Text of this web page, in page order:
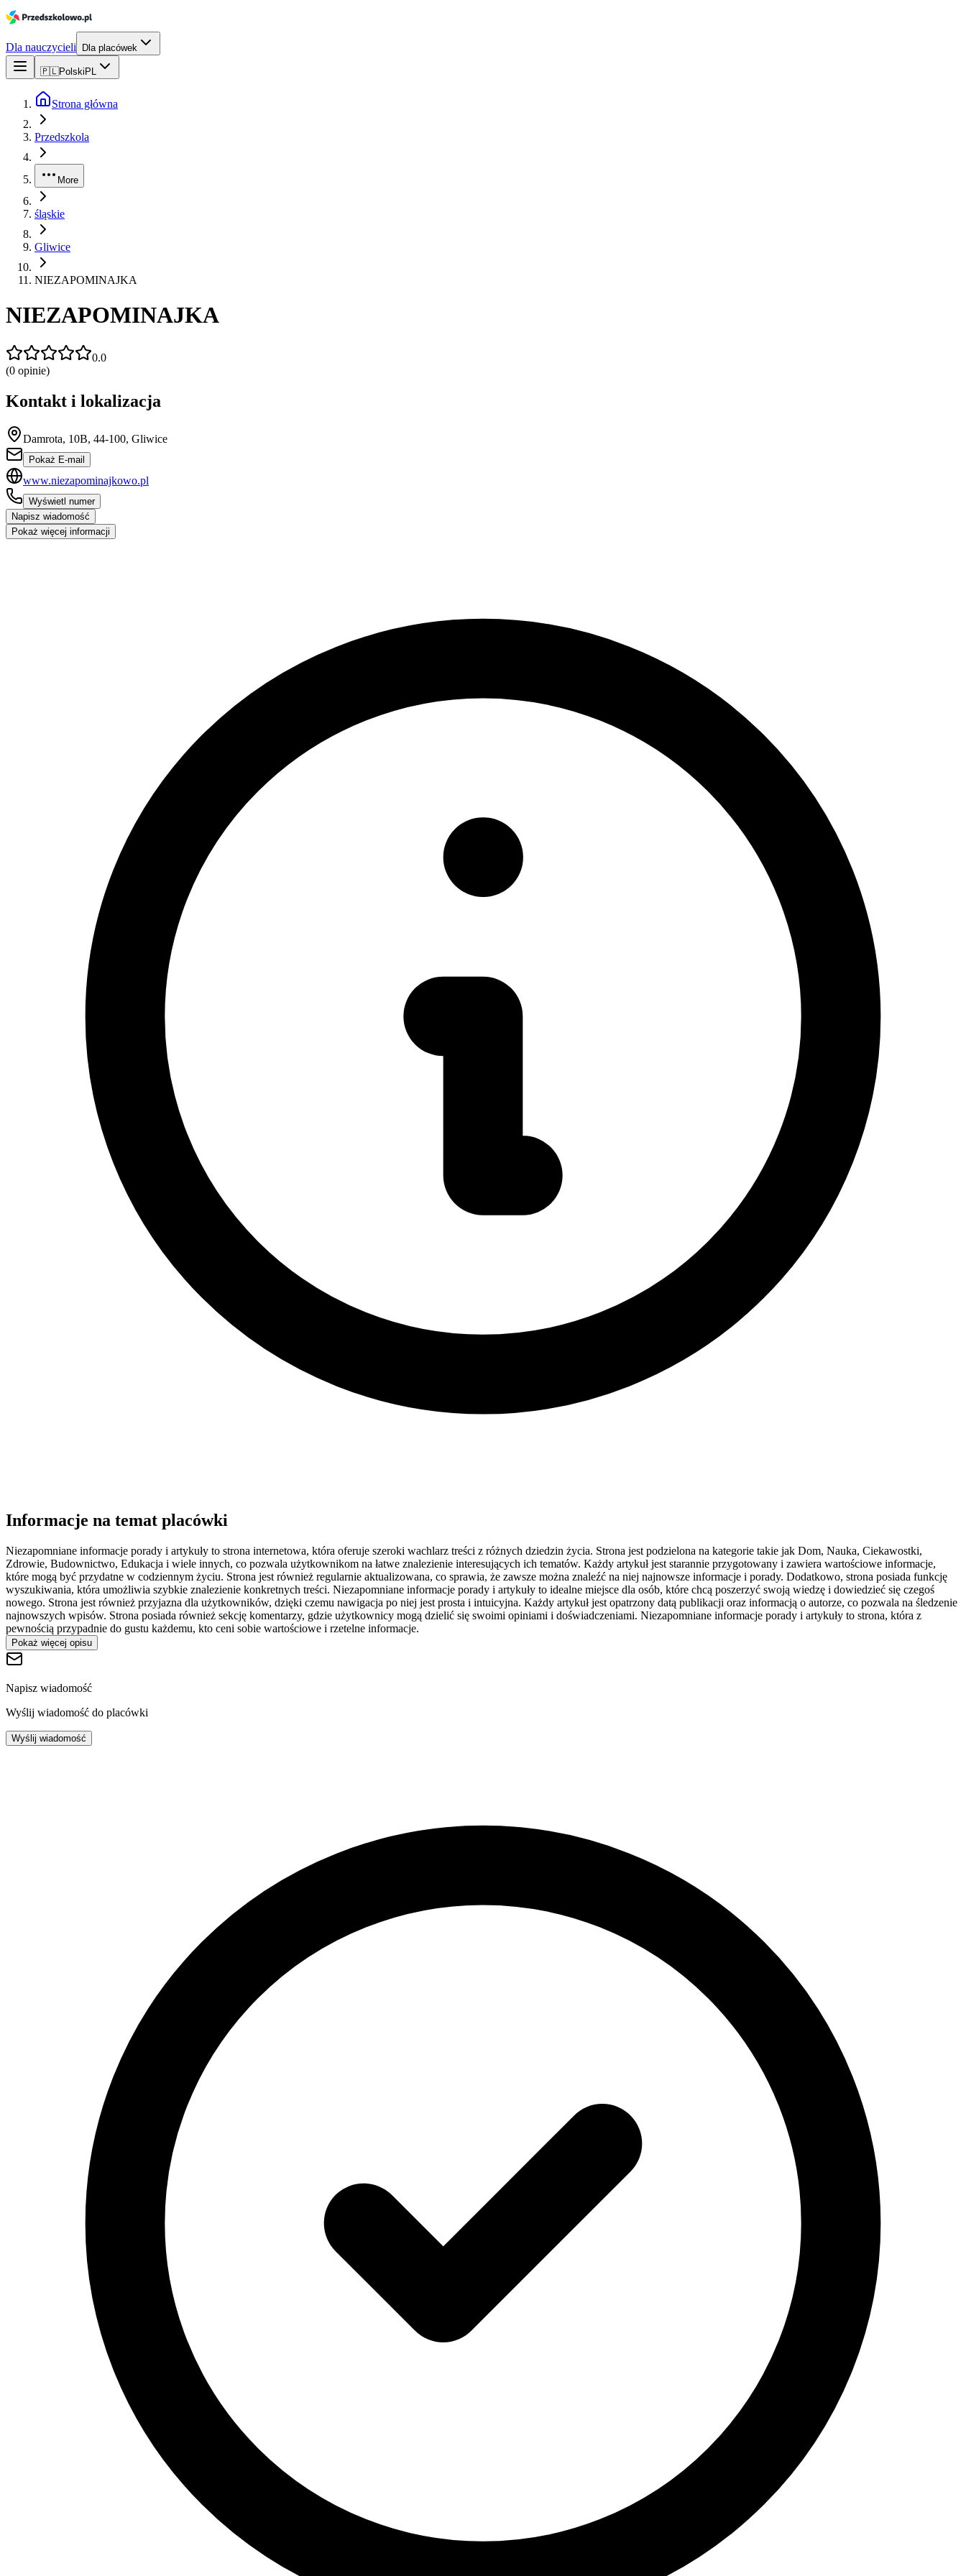
Dla nauczycieli Dla placówek
🇵🇱Polski PL
Strona główna
Przedszkola
More
śląskie
Gliwice
NIEZAPOMINAJKA
NIEZAPOMINAJKA
0.0
(0 opinie)
Kontakt i lokalizacja
Damrota, 10B, 44-100, Gliwice
Pokaż E-mail
www.niezapominajkowo.pl
Wyświetl numer
Napisz wiadomość
Pokaż więcej informacji
Informacje na temat placówki
Niezapomniane informacje porady i artykuły to strona internetowa, która oferuje szeroki wachlarz treści z różnych dziedzin życia. Strona jest podzielona na kategorie takie jak Dom, Nauka, Ciekawostki,
Zdrowie, Budownictwo, Edukacja i wiele innych, co pozwala użytkownikom na łatwe znalezienie interesujących ich tematów. Każdy artykuł jest starannie przygotowany i zawiera wartościowe informacje,
które mogą być przydatne w codziennym życiu. Strona jest również regularnie aktualizowana, co sprawia, że zawsze można znaleźć na niej najnowsze informacje i porady. Dodatkowo, strona posiada funkcję
wyszukiwania, która umożliwia szybkie znalezienie konkretnych treści. Niezapomniane informacje porady i artykuły to idealne miejsce dla osób, które chcą poszerzyć swoją wiedzę i dowiedzieć się czegoś
nowego. Strona jest również przyjazna dla użytkowników, dzięki czemu nawigacja po niej jest prosta i intuicyjna. Każdy artykuł jest opatrzony datą publikacji oraz informacją o autorze, co pozwala na śledzenie
najnowszych wpisów. Strona posiada również sekcję komentarzy, gdzie użytkownicy mogą dzielić się swoimi opiniami i doświadczeniami. Niezapomniane informacje porady i artykuły to strona, która z
pewnością przypadnie do gustu każdemu, kto ceni sobie wartościowe i rzetelne informacje.
Pokaż więcej opisu
Napisz wiadomość
Wyślij wiadomość do placówki
Wyślij wiadomość